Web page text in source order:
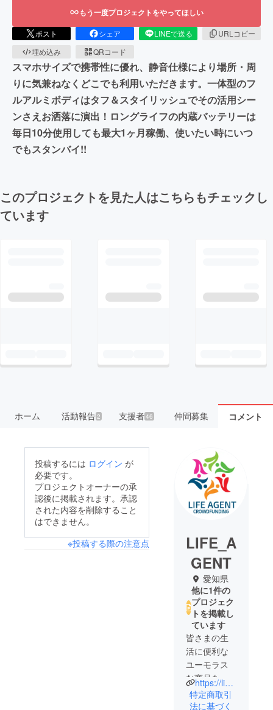
もう一度プロジェクトをやってほしい
ポスト シェア LINEで送る
URLコピー
埋め込み
QRコード
スマホサイズで携帯性に優れ、静音仕様により場所・周
りに気兼ねなくどこでも利用いただきます。一体型のフ
ルアルミボディはタフ＆スタイリッシュでその活用シー
ンさえお洒落に演出！ロングライフの内蔵バッテリーは
毎日10分使用しても最大1ヶ月稼働、使いたい時にいつ
でもスタンバイ!!
このプロジェクトを見た人はこちらもチェックし
ています
ホーム 活動報告2 支援者46 仲間募集 コメント
投稿するには ログイン が
必要です。
プロジェクトオーナーの承
認後に掲載されます。承認
された内容を削除すること
はできません。
※投稿する際の注意点
LIFE_A
GENT
愛知県
他に1件の
プロジェク
トを掲載し
ています
皆さまの生
活に便利な
ユーモラス
な商品をい
ち早く提案
しておりま
https://lin.ee/CTXId2G
特定商取引
法に基づく